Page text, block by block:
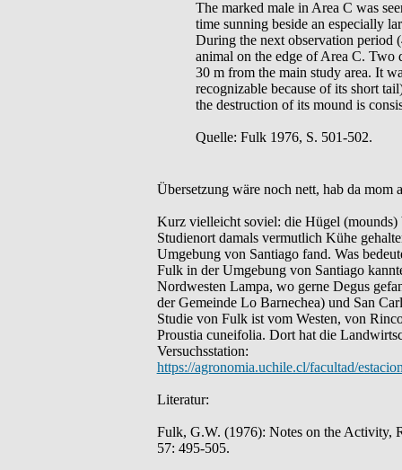
The marked male in Area C was
time sunning beside an especially
During the next observation period
animal on the edge of Area C. Two
30 m from the main study area. It
recognizable because of its short
the destruction of its mound is
Quelle: Fulk 1976, S. 501-502.
Übersetzung wäre noch nett, hab da mom
Kurz vielleicht soviel: die Hügel (mounds)
Studienort damals vermutlich Kühe
Umgebung von Santiago fand. Was
Fulk in der Umgebung von Santiago
Nordwesten Lampa, wo gerne Degus
der Gemeinde Lo Barnechea) und San
Studie von Fulk ist vom Westen, von
Proustia cuneifolia. Dort hat die
Versuchsstation:
https://agronomia.uchile.cl/facultad/
Literatur:
Fulk, G.W. (1976): Notes on the Activity,
57: 495-505.